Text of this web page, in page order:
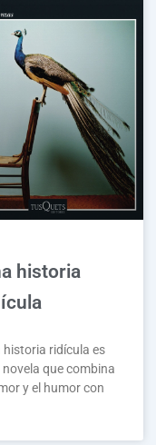
historia
historia ridícula es
novela que combina
y el humor con